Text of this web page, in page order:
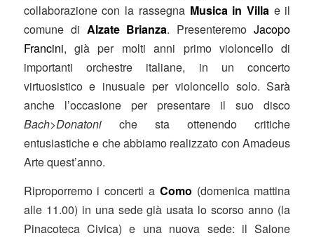
collaborazione con la rassegna Musica in Villae il
comune di Alzate Brianza. PresenteremoJacopo
Francini, già per molti anni primo violoncello di
importanti orchestre italiane, in un concerto
virtuosistico e inusuale per violoncello solo. Sarà
anche l’occasione per presentare il suo disco
Bach>Donatoniche sta ottenendo critiche
entusiastiche e che abbiamo realizzato con Amadeus
Arte quest’anno.
Riproporremo i concerti a Como(domenica mattina
alle 11.00) in una sede già usata lo scorso anno (la
Pinacoteca Civica) e una nuova sede: il Salone